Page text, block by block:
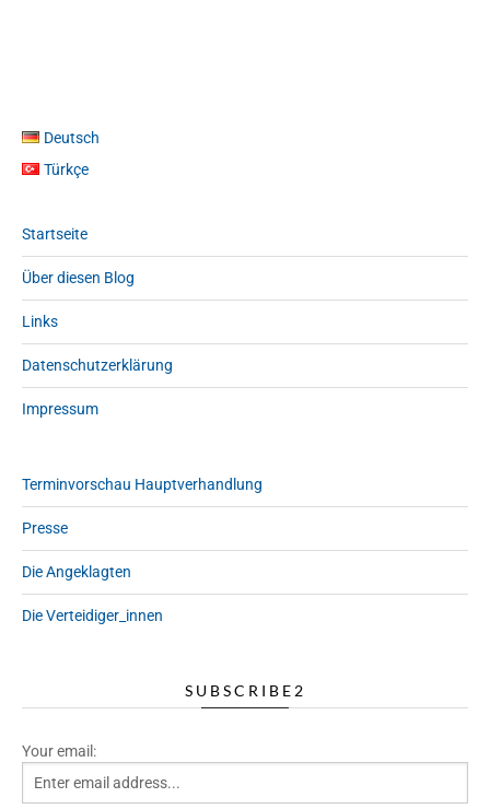
Deutsch
Türkçe
Startseite
Über diesen Blog
Links
Datenschutzerklärung
Impressum
Terminvorschau Hauptverhandlung
Presse
Die Angeklagten
Die Verteidiger_innen
SUBSCRIBE2
Your email: